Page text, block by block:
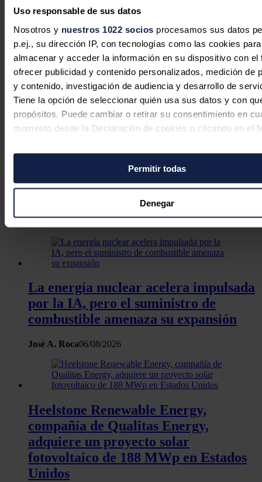
Uso responsable de sus datos
Nosotros y nuestros 1022 socios procesamos sus datos
p.ej., su dirección IP, con tecnologías como las cookies para
almacenar y acceder la información en su dispositivo con el
ofrecer publicidad y contenido personalizados, medición de
y contenido, investigación de audiencia y desarrollo de
Tiene la opción de seleccionar quién usa sus datos y con
propósitos. Puede cambiar o retirar su consentimiento en
momento desde la Declaración de cookies o clicando en el
Si lo permite, también quisiéramos:
Recopilar información sobre su ubicación geográfica
puede tener una precisión de varios metros
Identificar su dispositivo analizándolo activamente
características específicas (huellas digitales)
Obtenga más información sobre cómo se procesan sus
personales y establezca sus preferencias en lasección de
la Declaración de cookies.
Las cookies de este sitio web se usan para personalizar el
y los anuncios, ofrecer funciones de redes sociales y
tráfico. Además, compartimos información sobre el uso que
sitio web con nuestros partners de redes sociales,
análisis web, quienes pueden combinarla con otra
haya proporcionado o que hayan recopilado a partir del uso
Permitir todas
Denegar
India sigue dependiendo de
importaciones para el 90% de su
demanda de crudo, según informe
CII-EY
Jaime Santisteban07/08/2026
Rusia importa combustible de Corea
del Sur ante el colapso de su
capacidad de refinación por los
ataques ucranianos
La energía nuclear acelera impulsada
por la IA, pero el suministro de
combustible amenaza su expansión
José A. Roca06/08/2026
Heelstone Renewable Energy,
compañía de Qualitas Energy,
adquiere un proyecto solar
fotovoltaico de 188 MWp en Estados
Unidos